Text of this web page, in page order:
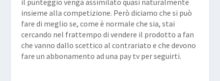
insieme alla competizione. Però diciamo che si può
fare di meglio se, come è normale che sia, stai
cercando nel frattempo di vendere il prodotto a fan
che vanno dallo scettico al contrariato e che devono
fare un abbonamento ad una pay tv per seguirti.